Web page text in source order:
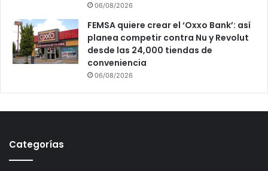
06/08/2026
FEMSA quiere crear el ‘Oxxo Bank’: así
planea competir contra Nu y Revolut
desde las 24,000 tiendas de
conveniencia
06/08/2026
Categorías